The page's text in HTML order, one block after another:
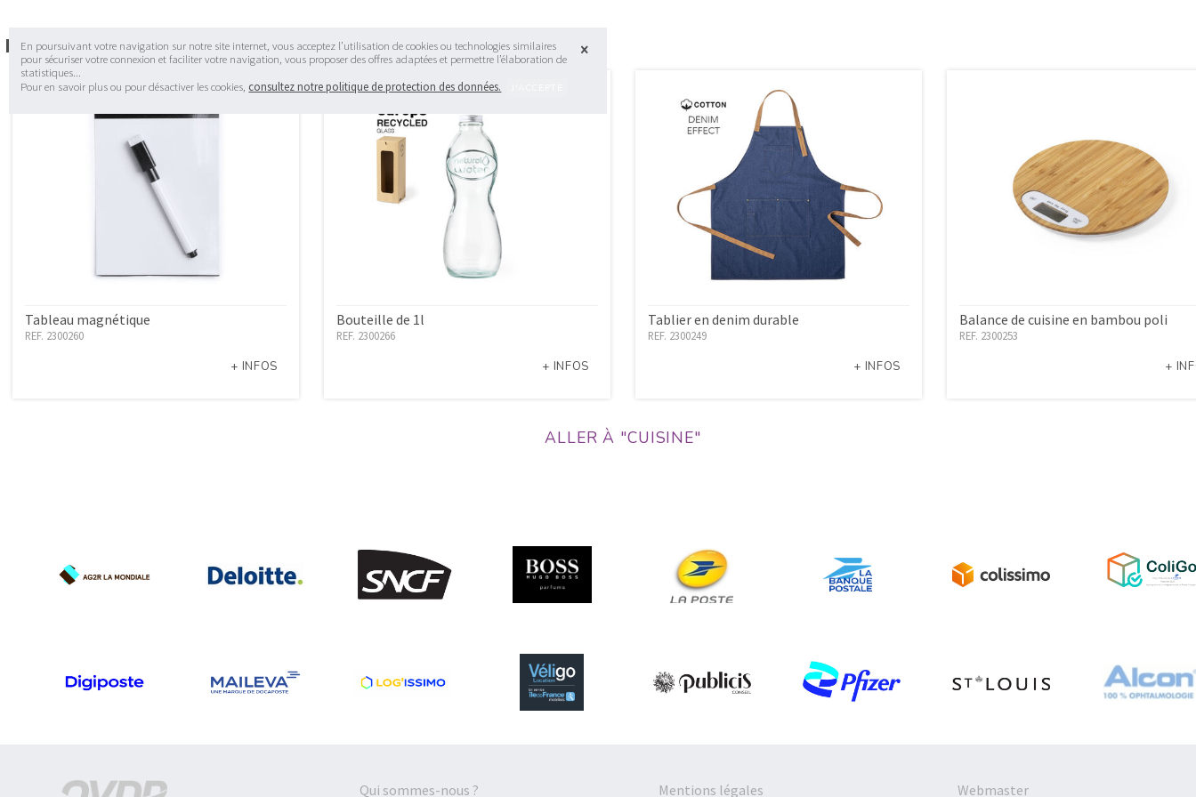
En poursuivant votre navigation sur notre site internet, vous acceptez l’utilisation de cookies ou technologies similaires
pour sécuriser votre connexion et faciliter votre navigation, vous proposer des offres adaptées et permettre l’élaboration de
statistiques...
Pour en savoir plus ou pour désactiver les cookies, consultez notre politique de protection des données.
Dans la même catégorie
Tableau magnétique
REF. 2300260
+ INFOS
Bouteille de 1l
REF. 2300266
+ INFOS
Tablier en denim durable
REF. 2300249
+ INFOS
Balance de cuisine en bambou poli
REF. 2300253
+
ALLER À "CUISINE"
Qui sommes-nous ? Mentions légales Webmaster